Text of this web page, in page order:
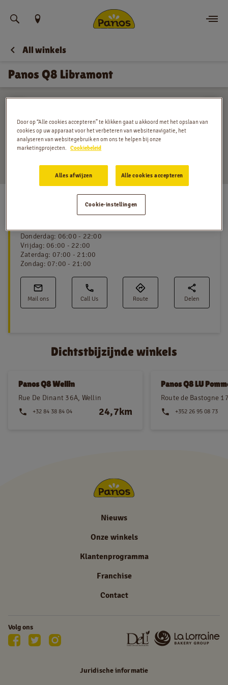
Vind uw locatie
Nieuws
Winkels
App
Contact
Jobs
Juridische informatie
Privacy policy
All winkels
Panos Q8 Libramont
Avenue de Bouillon 40, Libramont
06:00 - 22:00
06:00 - 22:00
Donderdag: 06:00 - 22:00
Vrijdag: 06:00 - 22:00
Zaterdag: 07:00 - 21:00
Zondag: 07:00 - 21:00
Mail ons Call Us Route Delen
Dichtstbijzijnde winkels
Panos Q8 Wellin
Rue De Dinant 36A, Wellin
+32 84 38 84 04 24,7km
Panos Q8 LU
Route de Bastogne
+352 26 95 08 73
Volg ons
Nieuws
Onze winkels
Klantenprogramma
Franchise
Contact
Juridische informatie
Door op “Alle cookies accepteren” te klikken gaat u akkoord met het opslaan van
cookies op uw apparaat voor het verbeteren van websitenavigatie, het
analyseren van websitegebruik en om ons te helpen bij onze
marketingprojecten.
Cookiebeleid
Alles afwijzen Alle cookies accepteren
Cookie-instellingen